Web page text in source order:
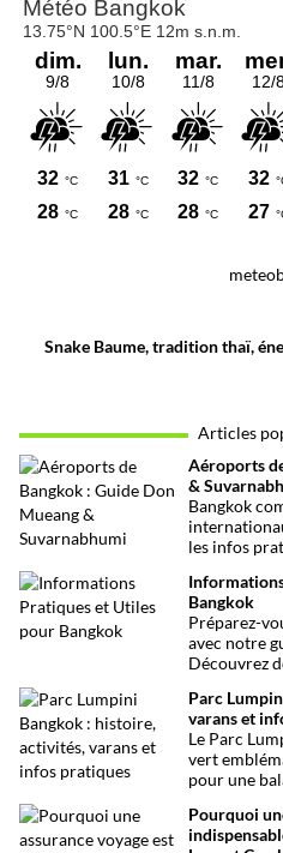
Snake Baume, tradition thaï,
Articles
Aéroports
&
Bangkok
les infos
centre-ville.
Bangkok
Préparez-
avec notre
Découvrez
transports
votre séjour
Parc
varans et
Le Parc
vert
pour une
Pourquoi